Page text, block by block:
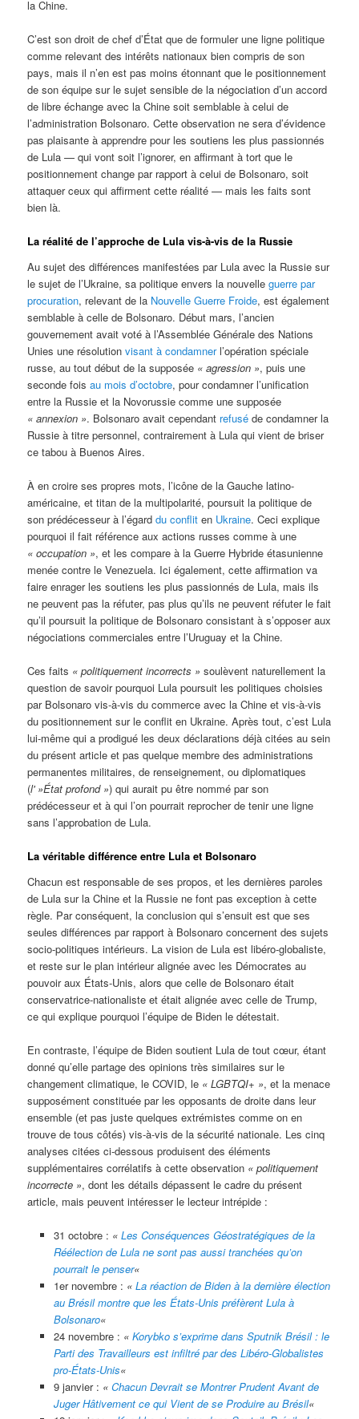
la Chine.
C’est son droit de chef d’État que de formuler une ligne politique
comme relevant des intérêts nationaux bien compris de son
pays, mais il n’en est pas moins étonnant que le positionnement
de son équipe sur le sujet sensible de la négociation d’un accord
de libre échange avec la Chine soit semblable à celui de
l’administration Bolsonaro. Cette observation ne sera d’évidence
pas plaisante à apprendre pour les soutiens les plus passionnés
de Lula — qui vont soit l’ignorer, en affirmant à tort que le
positionnement change par rapport à celui de Bolsonaro, soit
attaquer ceux qui affirment cette réalité — mais les faits sont
bien là.
La réalité de l’approche de Lula vis-à-vis de la Russie
Au sujet des différences manifestées par Lula avec la Russie sur
le sujet de l’Ukraine, sa politique envers la nouvelleguerre par
procuration, relevant de la Nouvelle Guerre Froide, est également
semblable à celle de Bolsonaro. Début mars, l’ancien
gouvernement avait voté à l’Assemblée Générale des Nations
Unies une résolutionvisant à condamnerl’opération spéciale
russe, au tout début de la supposée « agression », puis une
seconde foisau mois d’octobre, pour condamner l’unification
entre la Russie et la Novorussie comme une supposée
« annexion ». Bolsonaro avait cependant refusé de condamner la
Russie à titre personnel, contrairement à Lula qui vient de briser
ce tabou à Buenos Aires.
À en croire ses propres mots, l’icône de la Gauche latino-
américaine, et titan de la multipolarité, poursuit la politique de
son prédécesseur à l’égarddu conflit en Ukraine. Ceci explique
pourquoi il fait référence aux actions russes comme à une
« occupation », et les compare à la Guerre Hybride étasunienne
menée contre le Venezuela. Ici également, cette affirmation va
faire enrager les soutiens les plus passionnés de Lula, mais ils
ne peuvent pas la réfuter, pas plus qu’ils ne peuvent réfuter le fait
qu’il poursuit la politique de Bolsonaro consistant à s’opposer aux
négociations commerciales entre l’Uruguay et la Chine.
Ces faits « politiquement incorrects » soulèvent naturellement la
question de savoir pourquoi Lula poursuit les politiques choisies
par Bolsonaro vis-à-vis du commerce avec la Chine et vis-à-vis
du positionnement sur le conflit en Ukraine. Après tout, c’est Lula
lui-même qui a prodigué les deux déclarations déjà citées au sein
du présent article et pas quelque membre des administrations
permanentes militaires, de renseignement, ou diplomatiques
(l' »État profond ») qui aurait pu être nommé par son
prédécesseur et à qui l’on pourrait reprocher de tenir une ligne
sans l’approbation de Lula.
La véritable différence entre Lula et Bolsonaro
Chacun est responsable de ses propos, et les dernières paroles
de Lula sur la Chine et la Russie ne font pas exception à cette
règle. Par conséquent, la conclusion qui s’ensuit est que ses
seules différences par rapport à Bolsonaro concernent des sujets
socio-politiques intérieurs. La vision de Lula est libéro-globaliste,
et reste sur le plan intérieur alignée avec les Démocrates au
pouvoir aux États-Unis, alors que celle de Bolsonaro était
conservatrice-nationaliste et était alignée avec celle de Trump,
ce qui explique pourquoi l’équipe de Biden le détestait.
En contraste, l’équipe de Biden soutient Lula de tout cœur, étant
donné qu’elle partage des opinions très similaires sur le
changement climatique, le COVID, le « LGBTQI+ », et la menace
supposément constituée par les opposants de droite dans leur
ensemble (et pas juste quelques extrémistes comme on en
trouve de tous côtés) vis-à-vis de la sécurité nationale. Les cinq
analyses citées ci-dessous produisent des éléments
supplémentaires corrélatifs à cette observation « politiquement
incorrecte », dont les détails dépassent le cadre du présent
article, mais peuvent intéresser le lecteur intrépide :
31 octobre : « Les Conséquences Géostratégiques de la
Réélection de Lula ne sont pas aussi tranchées qu’on
pourrait le penser«
1er novembre : « La réaction de Biden à la dernière élection
au Brésil montre que les États-Unis préfèrent Lula à
Bolsonaro«
24 novembre : « Korybko s’exprime dans Sputnik Brésil : le
Parti des Travailleurs est infiltré par des Libéro-Globalistes
pro-États-Unis«
9 janvier : « Chacun Devrait se Montrer Prudent Avant de
Juger Hâtivement ce qui Vient de se Produire au Brésil«